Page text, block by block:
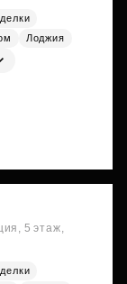
Лоджия
5 этаж,